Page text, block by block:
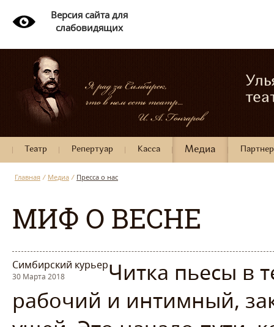
Версия сайта для
слабовидящих
Театр Репертуар Касса Медиа
Главная / Медиа / Пресса о нас
МИФ О ВЕСНЕ
Симбирский курьер
30 Марта 2018
Читка пьесы в
рабочий и интимный,